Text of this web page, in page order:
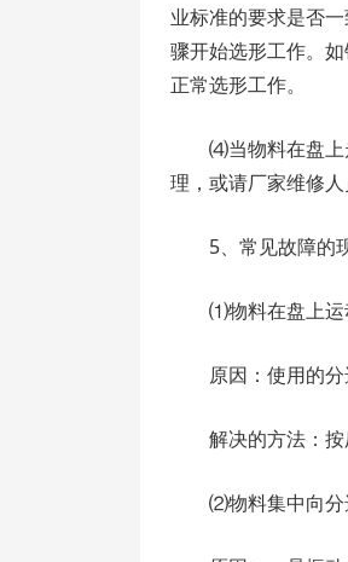
业标准的要求是否
骤开始选形工作。
正常选形工作。
⑷当物料在盘上
理，或请厂家维修
5、常见故障的
⑴物料在盘上运
原因：使用的
解决的方法：
⑵物料集中向分